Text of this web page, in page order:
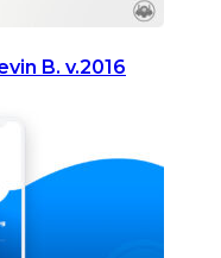
B. v.2016